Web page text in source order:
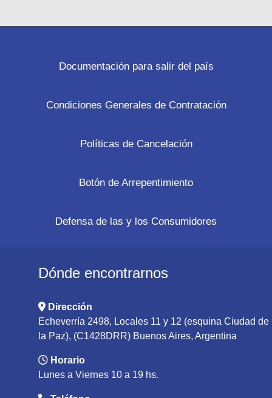
Documentación para salir del país
Condiciones Generales de Contratación
Políticas de Cancelación
Botón de Arrepentimiento
Defensa de las y los Consumidores
Dónde encontrarnos
Dirección
Echeverría 2498, Locales 11 y 12 (esquina Ciudad de
la Paz), (C1428DRR) Buenos Aires, Argentina
Horario
Lunes a Viernes 10 a 19 hs.